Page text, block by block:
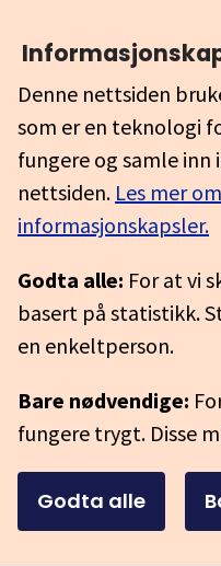
Denne nettsiden
som er en teknologi
fungere og samle
nettsiden. Les mer
informasjonskapsler.
Godta alle: For at vi
basert på statistikk.
en enkeltperson.
Bare nødvendige:
fungere trygt. Disse
Godta alle